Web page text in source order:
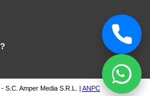
S.C. Amper Media S.R.L. | ANPC